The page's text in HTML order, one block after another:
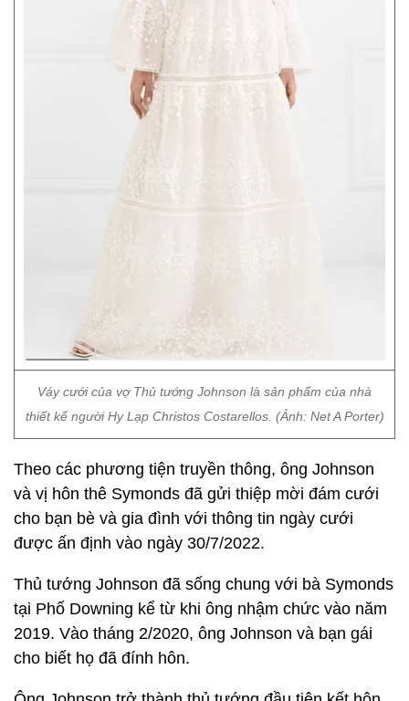
Váy cưới của vợ Thủ tướng Johnson là sản phẩm của nhà
thiết kế người Hy Lạp Christos Costarellos. (Ảnh: Net A Porter)
Theo các phương tiện truyền thông, ông Johnson
và vị hôn thê Symonds đã gửi thiệp mời đám cưới
cho bạn bè và gia đình với thông tin ngày cưới
được ấn định vào ngày 30/7/2022.
Thủ tướng Johnson đã sống chung với bà Symonds
tại Phố Downing kể từ khi ông nhậm chức vào năm
2019. Vào tháng 2/2020, ông Johnson và bạn gái
cho biết họ đã đính hôn.